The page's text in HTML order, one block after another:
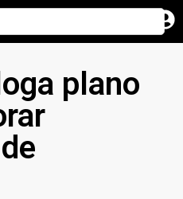
plano